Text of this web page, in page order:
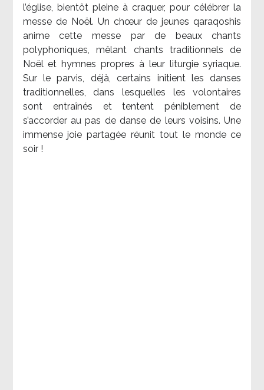
l’église, bientôt pleine à craquer, pour célébrer la
messe de Noël. Un chœur de jeunes qaraqoshis
anime cette messe par de beaux chants
polyphoniques, mêlant chants traditionnels de
Noël et hymnes propres à leur liturgie syriaque.
Sur le parvis, déjà, certains initient les danses
traditionnelles, dans lesquelles les volontaires
sont entraînés et tentent péniblement de
s’accorder au pas de danse de leurs voisins. Une
immense joie partagée réunit tout le monde ce
soir !